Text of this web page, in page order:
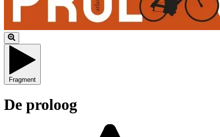
Fragment
De proloog